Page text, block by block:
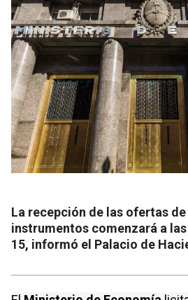
La recepción de las ofertas
instrumentos comenzará a
15, informó el Palacio de